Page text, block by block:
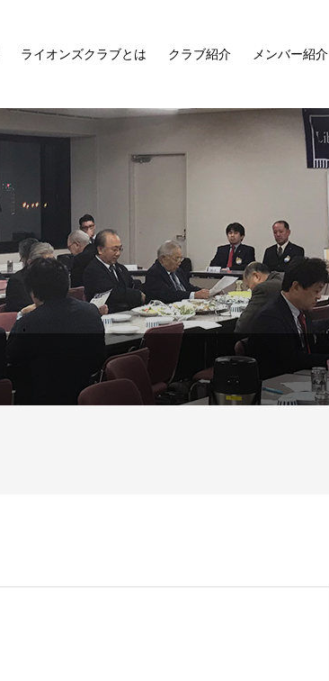
ライオンズクラブとは クラブ紹介 メンバー紹介